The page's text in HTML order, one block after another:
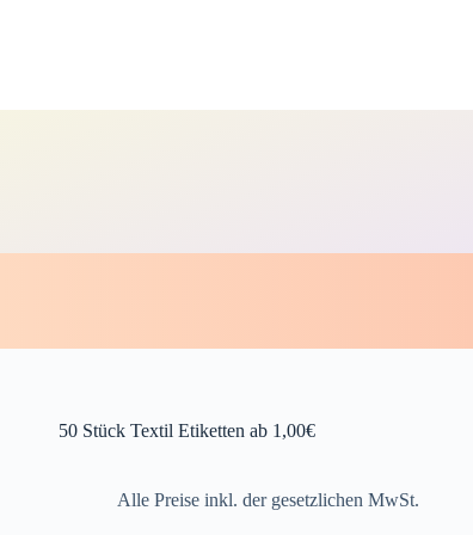
50 Stück Textil Etiketten ab 1,00€
Alle Preise inkl. der gesetzlichen MwSt.